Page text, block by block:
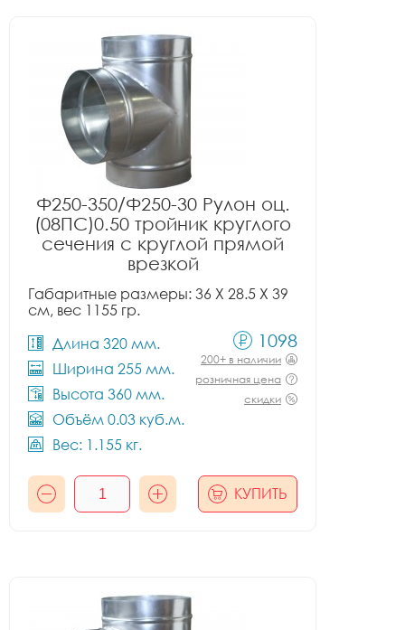
Ф250-350/Ф250-30 Рулон оц.
(08ПС)0.50 тройник круглого
сечения с круглой прямой
врезкой
Габаритные размеры: 36 X 28.5 X 39
см, вес 1155 гр.
Длина 320 мм.
Ширина 255 мм.
Высота 360 мм.
Объём 0.03 куб.м.
Вес: 1.155 кг.
1098
200+ в наличии
розничная цена
скидки
КУПИТЬ